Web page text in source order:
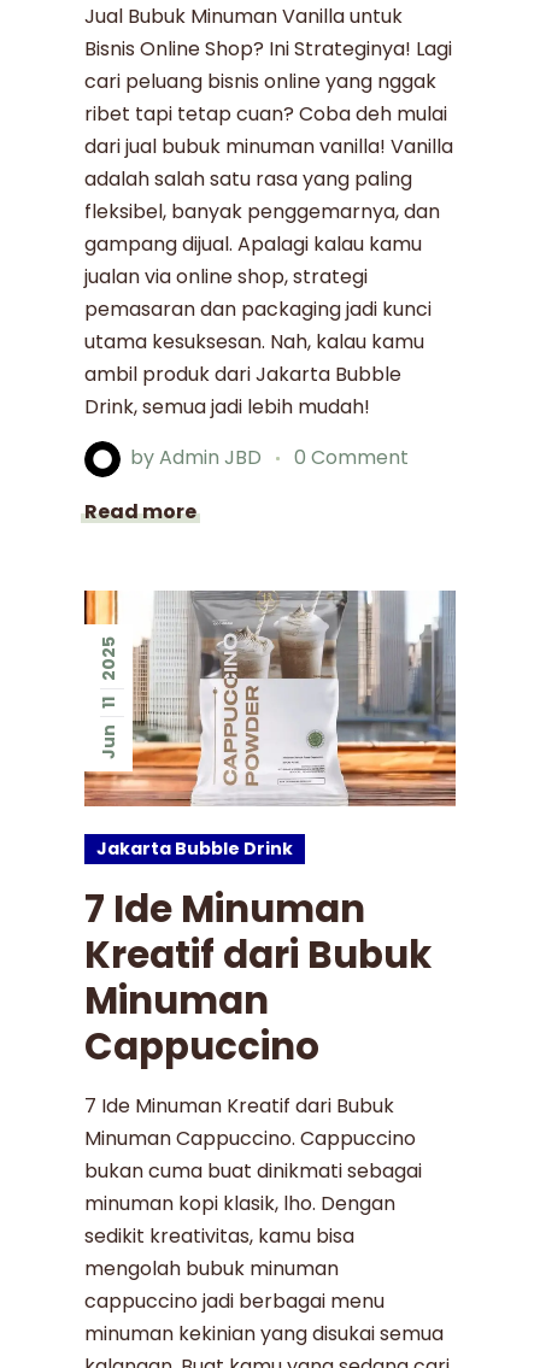
Jual Bubuk Minuman Vanilla untuk
Bisnis Online Shop? Ini Strateginya! Lagi
cari peluang bisnis online yang nggak
ribet tapi tetap cuan? Coba deh mulai
dari jual bubuk minuman vanilla! Vanilla
adalah salah satu rasa yang paling
fleksibel, banyak penggemarnya, dan
gampang dijual. Apalagi kalau kamu
jualan via online shop, strategi
pemasaran dan packaging jadi kunci
utama kesuksesan. Nah, kalau kamu
ambil produk dari Jakarta Bubble
Drink, semua jadi lebih mudah!
byAdmin JBD
0 Comment
Read more
Jun
11
2025
Jakarta Bubble Drink
7 Ide Minuman
Kreatif dari Bubuk
Minuman
Cappuccino
7 Ide Minuman Kreatif dari Bubuk
Minuman Cappuccino. Cappuccino
bukan cuma buat dinikmati sebagai
minuman kopi klasik, lho. Dengan
sedikit kreativitas, kamu bisa
mengolah bubuk minuman
cappuccino jadi berbagai menu
minuman kekinian yang disukai semua